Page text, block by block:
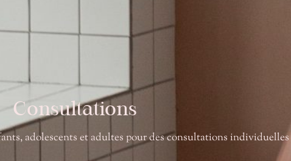
Consultations
adolescents et adultes pour des consultations individuelles